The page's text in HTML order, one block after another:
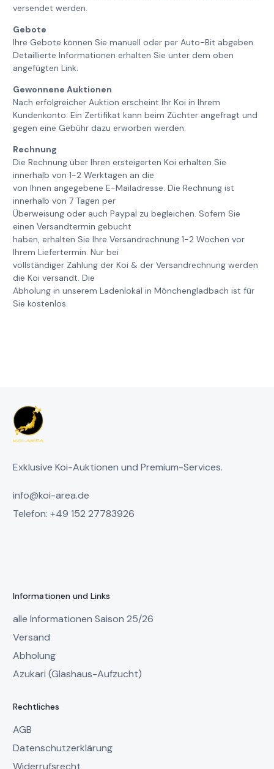
versendet werden.
Gebote
Ihre Gebote können Sie manuell oder per Auto-Bit abgeben.
Detaillierte Informationen erhalten Sie unter dem oben
angefügten Link.
Gewonnene Auktionen
Nach erfolgreicher Auktion erscheint Ihr Koi in Ihrem
Kundenkonto. Ein Zertifikat kann beim Züchter angefragt und
gegen eine Gebühr dazu erworben werden.
Rechnung
Die Rechnung über Ihren ersteigerten Koi erhalten Sie
innerhalb von 1-2 Werktagen an die
von Ihnen angegebene E-Mailadresse. Die Rechnung ist
innerhalb von 7 Tagen per
Überweisung oder auch Paypal zu begleichen. Sofern Sie
einen Versandtermin gebucht
haben, erhalten Sie Ihre Versandrechnung 1-2 Wochen vor
Ihrem Liefertermin. Nur bei
vollständiger Zahlung der Koi & der Versandrechnung werden
die Koi versandt. Die
Abholung in unserem Ladenlokal in Mönchengladbach ist für
Sie kostenlos.
Exklusive Koi-Auktionen und Premium-Services.
info@koi-area.de
Telefon: +49 152 27783926
Informationen und Links
alle Informationen Saison 25/26
Versand
Abholung
Azukari (Glashaus-Aufzucht)
Rechtliches
AGB
Datenschutzerklärung